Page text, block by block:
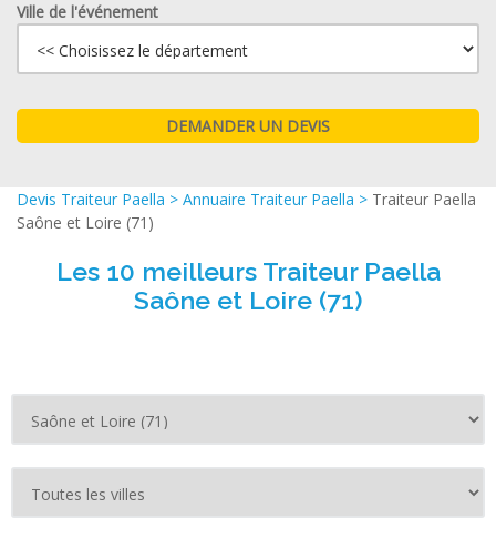
Ville de l'événement
Devis Traiteur Paella > Annuaire Traiteur Paella > Traiteur Paella
Saône et Loire (71)
Les 10 meilleurs Traiteur Paella
Saône et Loire (71)